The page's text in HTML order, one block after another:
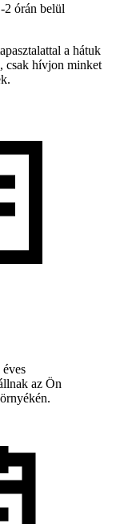
2 órán belül
a hátuk
csak hívjon minket
az Ön